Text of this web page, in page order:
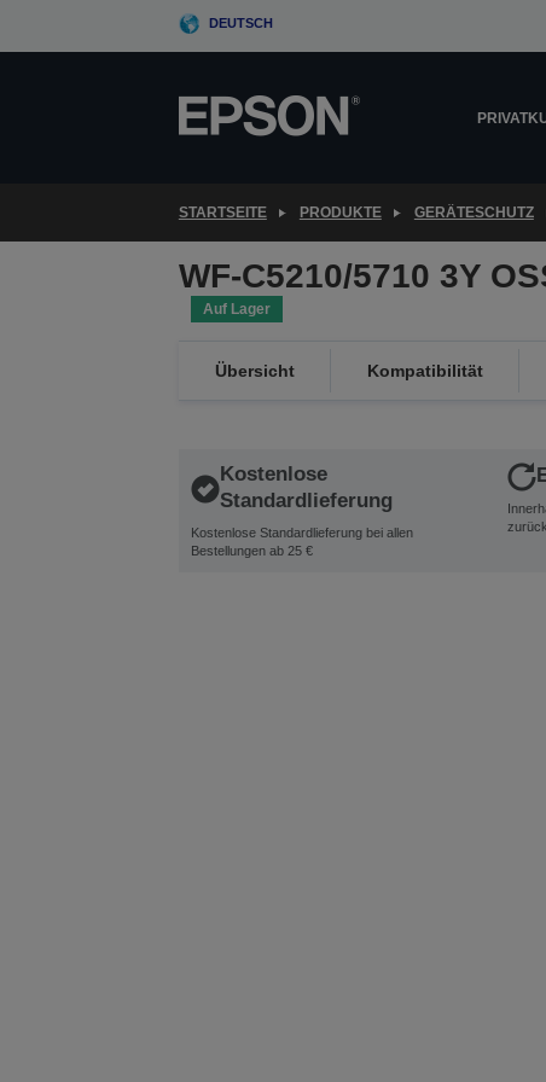
DEUTSCH
STARTSEITE PRODUKTE GERÄTESCHUTZ
WF-C5210/5710 3Y
Auf Lager
Übersicht Kompatibilität
Kostenlose
Standardlieferung
Kostenlose Standardlieferung bei allen
Bestellungen ab 25 €